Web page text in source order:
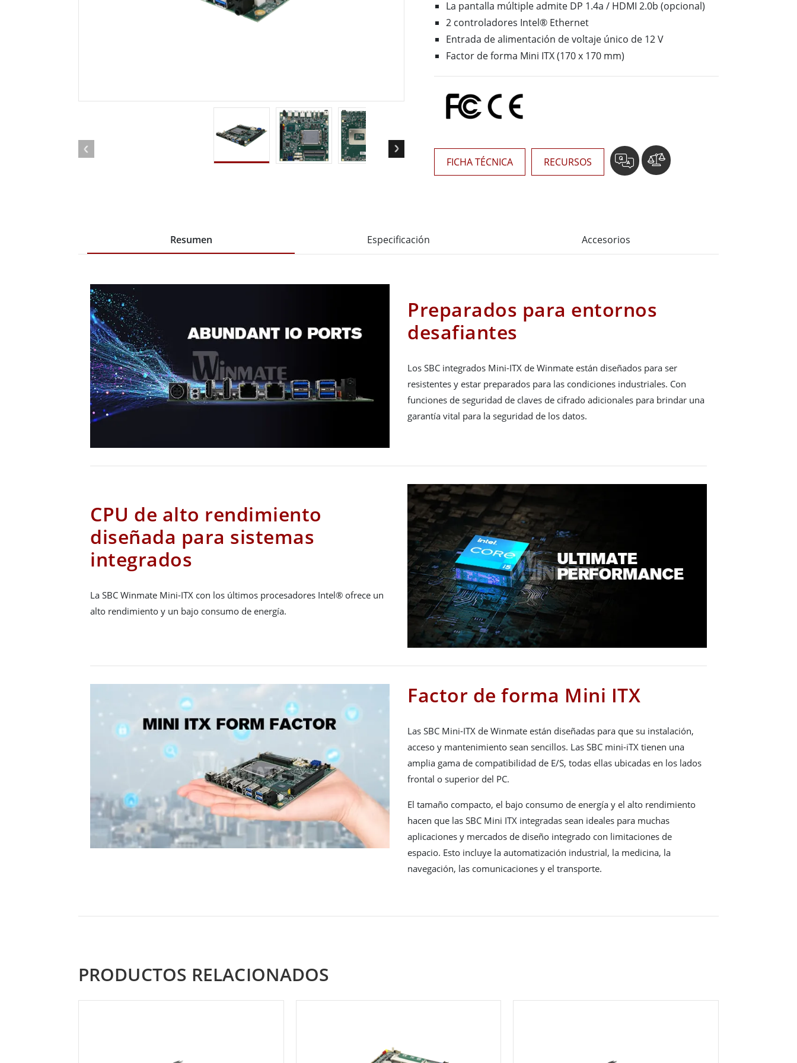
Ordenador montado en vehículo con
More
Panel PC de grado ATEX
Tecnología de IA
Box PCs con Edge AI
Grado de Acero Inoxidable
La pantalla múltiple admite DP 1.4a / HDMI 2.0b (opcional)
2 controladores Intel® Ethernet
Entrada de alimentación de voltaje único de 12 V
Factor de forma Mini ITX (170 x 170 mm)
FICHA TÉCNICA RECURSOS
Resumen Especificación Accesorios
Preparados para entornos
desafiantes
Los SBC integrados Mini-ITX de Winmate están diseñados para ser
resistentes y estar preparados para las condiciones industriales. Con
funciones de seguridad de claves de cifrado adicionales para brindar una
garantía vital para la seguridad de los datos.
CPU de alto rendimiento
diseñada para sistemas
integrados
La SBC Winmate Mini-ITX con los últimos procesadores Intel® ofrece un
alto rendimiento y un bajo consumo de energía.
Factor de forma Mini ITX
Las SBC Mini-ITX de Winmate están diseñadas para que su instalación,
acceso y mantenimiento sean sencillos. Las SBC mini-iTX tienen una
amplia gama de compatibilidad de E/S, todas ellas ubicadas en los lados
frontal o superior del PC.
El tamaño compacto, el bajo consumo de energía y el alto rendimiento
hacen que las SBC Mini ITX integradas sean ideales para muchas
aplicaciones y mercados de diseño integrado con limitaciones de
espacio. Esto incluye la automatización industrial, la medicina, la
navegación, las comunicaciones y el transporte.
PRODUCTOS RELACIONADOS